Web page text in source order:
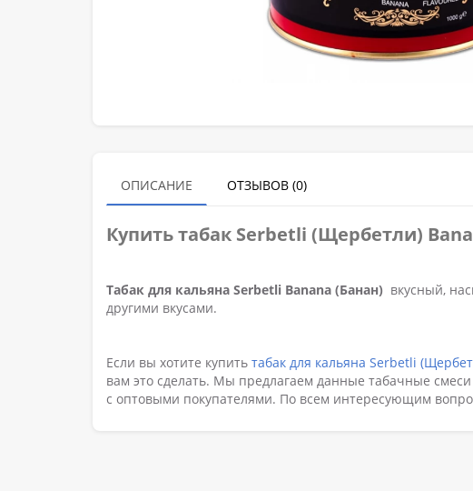
ОПИСАНИЕ ОТЗЫВОВ (0)
Купить табак Serbetli (Щербетли)
Табак для кальяна Serbetli Banana (Банан) вкусный,
другими вкусами.
Если вы хотите купить табак для кальяна Serbetli
вам это сделать. Мы предлагаем данные табачные
с оптовыми покупателями. По всем интересующим